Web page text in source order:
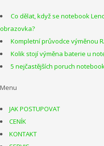
Co dělat, když se notebook
obrazovka?
Kompletní průvodce výměnou
Kolik stojí výměna baterie u
5 nejčastějších poruch
Menu
JAK POSTUPOVAT
CENÍK
KONTAKT